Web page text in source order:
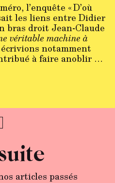
l’enquête « D’où
les liens entre Didier
bras droit Jean-Claude
véritable machine à
écrivions notamment
à faire anoblir …
articles passés